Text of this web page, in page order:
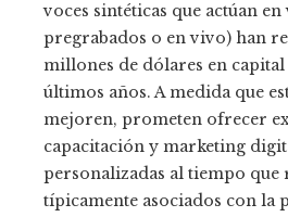
voces sintéticas que actúan en
pregrabados o en vivo) han
millones de dólares en
últimos años. A medida que
mejoren, prometen ofrecer
capacitación y marketing
personalizadas al tiempo que
típicamente asociados con la